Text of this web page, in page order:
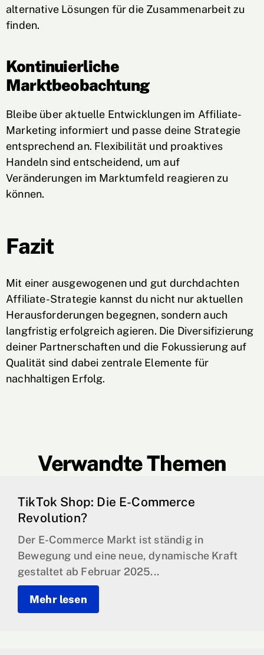
alternative Lösungen für die Zusammenarbeit zu
finden.
Kontinuierliche
Marktbeobachtung
Bleibe über aktuelle Entwicklungen im Affiliate-
Marketing informiert und passe deine Strategie
entsprechend an. Flexibilität und proaktives
Handeln sind entscheidend, um auf
Veränderungen im Marktumfeld reagieren zu
können.
Fazit
Mit einer ausgewogenen und gut durchdachten
Affiliate-Strategie kannst du nicht nur aktuellen
Herausforderungen begegnen, sondern auch
langfristig erfolgreich agieren. Die Diversifizierung
deiner Partnerschaften und die Fokussierung auf
Qualität sind dabei zentrale Elemente für
nachhaltigen Erfolg.
Verwandte Themen
TikTok Shop: Die E-Commerce
Revolution?
Der E-Commerce Markt ist ständig in
Bewegung und eine neue, dynamische Kraft
gestaltet ab Februar 2025...
Mehr lesen